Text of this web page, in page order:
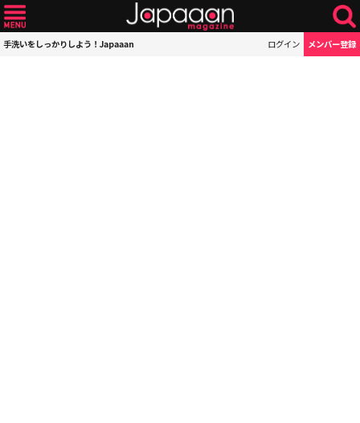
手洗いをしっかりしよう！Japaaan ログイン メンバー登録